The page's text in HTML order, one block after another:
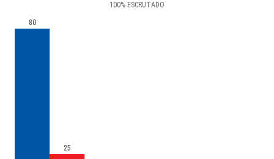
100% ESCRUTADO
80
25